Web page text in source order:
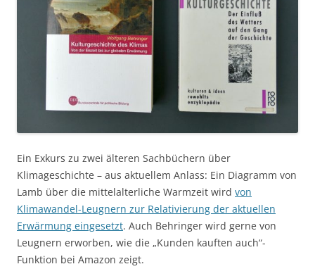
Ein Exkurs zu zwei älteren Sachbüchern über
Klimageschichte – aus aktuellem Anlass: Ein Diagramm von
Lamb über die mittelalterliche Warmzeit wird von
Klimawandel-Leugnern zur Relativierung der aktuellen
Erwärmung eingesetzt. Auch Behringer wird gerne von
Leugnern erworben, wie die „Kunden kauften auch“-
Funktion bei Amazon zeigt.